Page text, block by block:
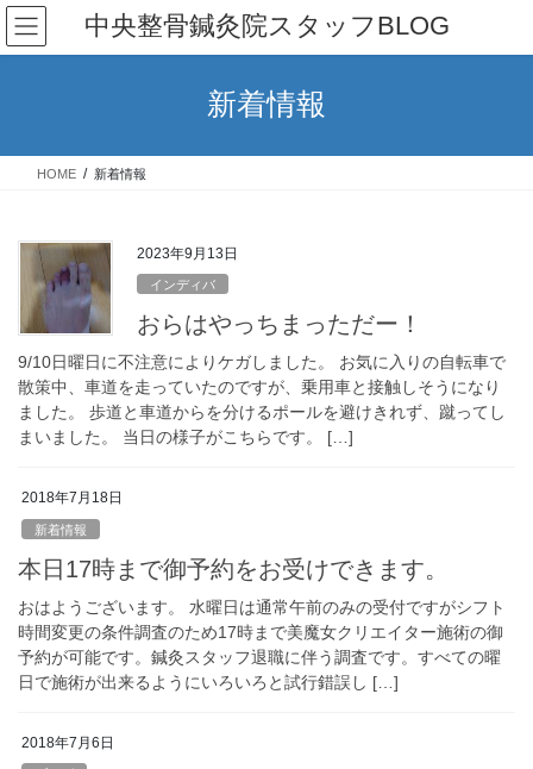
コ
ン
テ
ス
ナ
ビ
ゲ
ン
中央整骨鍼灸院スタッフBLOG
新着情報
HOME 新着情報
2023年9月13日
インディバ
おらはやっちまっただー！
9/10日曜日に不注意によりケガしました。 お気に入りの自転車で
散策中、車道を走っていたのですが、乗用車と接触しそうになり
ました。 歩道と車道からを分けるポールを避けきれず、蹴ってし
まいました。 当日の様子がこちらです。 […]
2018年7月18日
新着情報
本日17時まで御予約をお受けできます。
おはようございます。 水曜日は通常午前のみの受付ですがシフト
時間変更の条件調査のため17時まで美魔女クリエイター施術の御
予約が可能です。鍼灸スタッフ退職に伴う調査です。すべての曜
日で施術が出来るようにいろいろと試行錯誤し […]
2018年7月6日